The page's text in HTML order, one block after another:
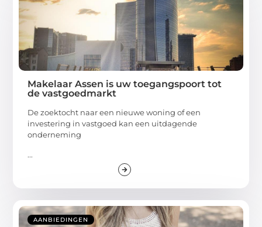
Makelaar Assen is uw toegangspoort tot
de vastgoedmarkt
De zoektocht naar een nieuwe woning of een
investering in vastgoed kan een uitdagende
onderneming
...
AANBIEDINGEN